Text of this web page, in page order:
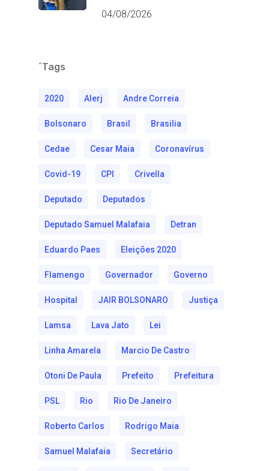
04/08/2026
´Tags
2020 Alerj Andre Correia
Bolsonaro Brasil Brasilia
Cedae Cesar Maia Coronavírus
Covid-19 CPI Crivella
Deputado Deputados
Deputado Samuel Malafaia Detran
Eduardo Paes Eleições 2020
Flamengo Governador Governo
Hospital JAIR BOLSONARO Justiça
Lamsa Lava Jato Lei
Linha Amarela Marcio De Castro
Otoni De Paula Prefeito Prefeitura
PSL Rio Rio De Janeiro
Roberto Carlos Rodrigo Maia
Samuel Malafaia Secretário